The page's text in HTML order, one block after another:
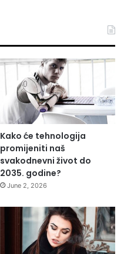
Kako će tehnologija
promijeniti naš
svakodnevni život do
2035. godine?
June 2, 2026